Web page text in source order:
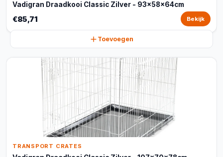
Vadigran Draadkooi Classic Zilver - 93x58x64cm
€85,71 Bekijk
Toevoegen
TRANSPORT CRATES